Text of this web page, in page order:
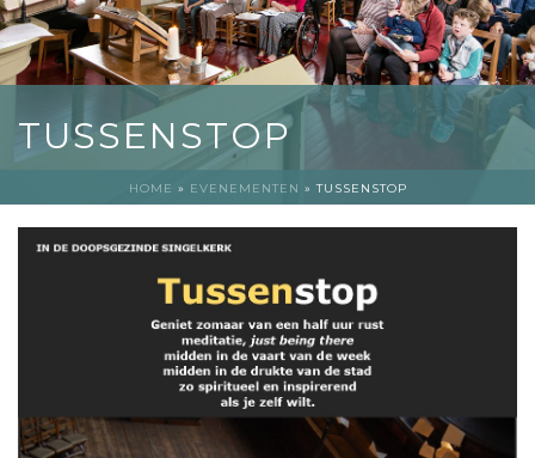
TUSSENSTOP
HOME » EVENEMENTEN »TUSSENSTOP